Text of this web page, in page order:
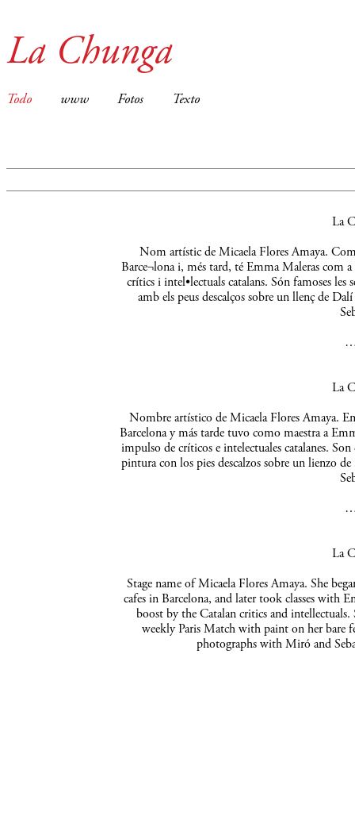
La Chunga
Todo www Fotos Texto
La
Nom artístic de Micaela Flores Amaya.
Barce¬lona i, més tard, té Emma Maleras com
crítics i intel•lectuals catalans. Són famoses
amb els peus descalços sobre un llenç de
La
Nombre artístico de Micaela Flores Amaya.
Barcelona y más tarde tuvo como maestra a
impulso de críticos e intelectuales catalanes.
pintura con los pies descalzos sobre un lienzo
La
Stage name of Micaela Flores Amaya. She
cafes in Barcelona, and later took classes with
boost by the Catalan critics and
weekly Paris Match with paint on her bare
photographs with Miró and